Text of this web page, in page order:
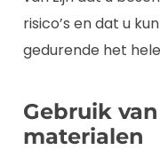
risico’s en dat u
gedurende het
Gebruik
materialen